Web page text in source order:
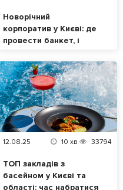
Новорічний
корпоратив у Києві: де
провести банкет, і
коштувати. Частина 2
12.08.25 10 хв 33794
ТОП закладів з
басейном у Києві та
області: час набратися